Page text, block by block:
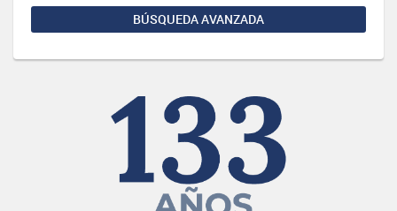
BÚSQUEDA AVANZADA